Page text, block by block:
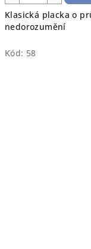
Klasická placka o
nedorozumění
Kód: 58